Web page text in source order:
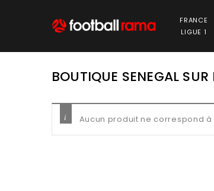
FRANCE
LIGUE 1
BOUTIQUE SENEGAL
Aucun produit ne correspond